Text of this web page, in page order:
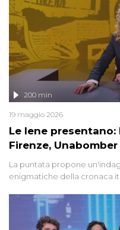
Le Iene
Firenze,
200 min
19 maggio 2026
La puntata propone
enigmatiche della cronaca
'90 e il 2000 che,
libertà. Lo speciale affronta
Firenze, le cui